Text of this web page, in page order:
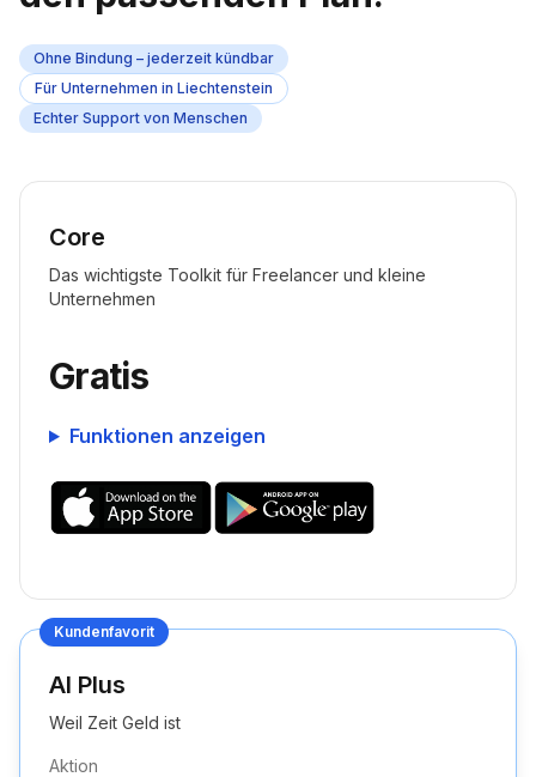
Ohne Bindung – jederzeit kündbar
Für Unternehmen in Liechtenstein
Echter Support von Menschen
Core
Das wichtigste Toolkit für Freelancer und kleine
Unternehmen
Gratis
Funktionen anzeigen
Kundenfavorit
AI Plus
Weil Zeit Geld ist
Aktion